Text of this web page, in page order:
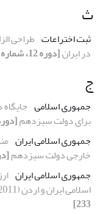
ث
ثبت اختراعات طراحی
در ایران[دوره 12، شماره 45، 1401، صفحه 28-59]
ج
جمهوری اسلامی
برای دولت سیزدهم[دوره 12، شماره 44، 1401،
جمهوری اسلامی ایران
خارجی دولت سیزدهم[دوره 12،
جمهوری اسلامی ایران
اسلامی ایران و اردن (2011-2022)
233]